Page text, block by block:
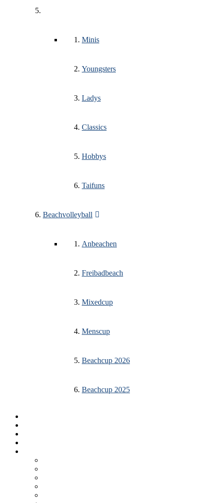
Minis
Youngsters
Ladys
Classics
Hobbys
Taifuns
Beachvolleyball
Anbeachen
Freibadbeach
Mixedcup
Menscup
Beachcup 2026
Beachcup 2025